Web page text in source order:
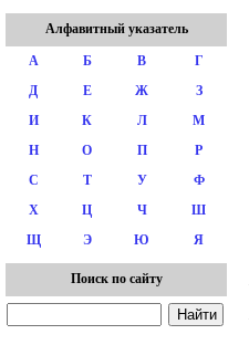
Алфавитный указатель
А Б В
Г
Д
Е Ж
З
И
К Л
М
Н
О П
Р
С
Т У
Ф
Х
Ц Ч
Ш
Щ
Э Ю Я
Поиск по сайту